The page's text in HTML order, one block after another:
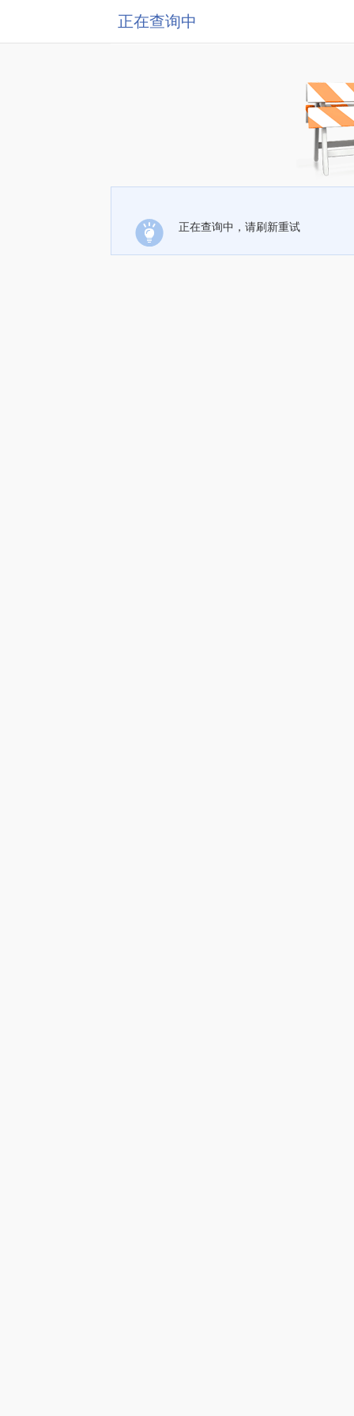
正在查询中
正在查询中，请刷新重试